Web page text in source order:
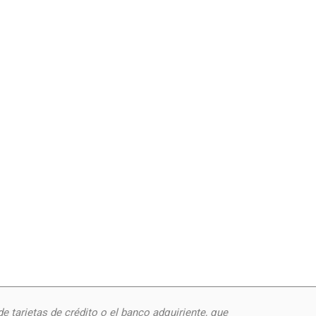
tarjetas de crédito o el banco adquiriente, que